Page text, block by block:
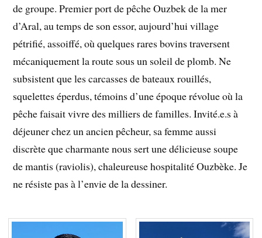
de groupe. Premier port de pêche Ouzbek de la mer
d’Aral, au temps de son essor, aujourd’hui village
pétrifié, assoiffé, où quelques rares bovins traversent
mécaniquement la route sous un soleil de plomb. Ne
subsistent que les carcasses de bateaux rouillés,
squelettes éperdus, témoins d’une époque révolue où la
pêche faisait vivre des milliers de familles. Invité.e.s à
déjeuner chez un ancien pêcheur, sa femme aussi
discrète que charmante nous sert une délicieuse soupe
de mantis (raviolis), chaleureuse hospitalité Ouzbèke. Je
ne résiste pas à l’envie de la dessiner.